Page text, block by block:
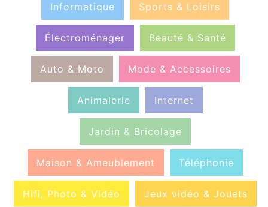
Informatique Sports & Loisirs
Électroménager Beauté & Santé
Auto & Moto Mode & Accessoires
Animalerie Internet
Jardin & Bricolage
Maison & Ameublement Téléphonie
Hifi, Photo & Vidéo Jeux vidéo & Jouets